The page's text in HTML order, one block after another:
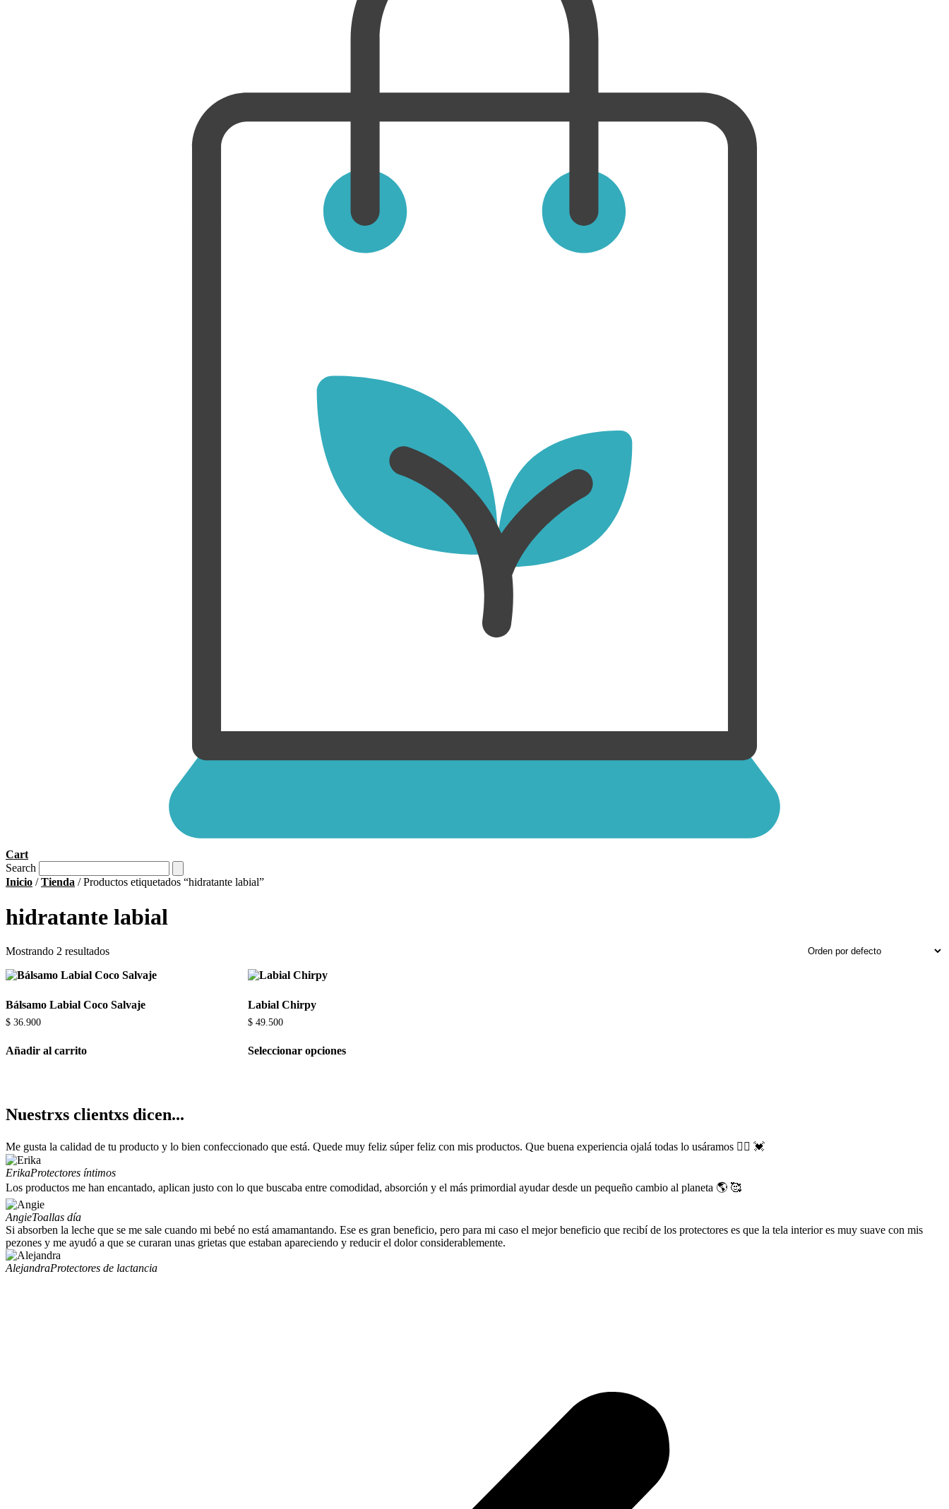
Cart
Search
Inicio /Tienda / Productos etiquetados “hidratante labial”
hidratante labial
Mostrando 2 resultados
Bálsamo Labial Coco Salvaje
$ 36.900
Añadir al carrito
Labial Chirpy
$ 49.500
Seleccionar opcionesproducto
pueden
elegir
página
Nuestrxs clientxs dicen...
Me gusta la calidad de tu producto y lo bien confeccionado que está. Quede muy feliz súper feliz con mis productos. Que buena experiencia ojalá todas lo usáramos 👯‍♀️ 💓
ErikaProtectores íntimos
Los productos me han encantado, aplican justo con lo que buscaba entre comodidad, absorción y el más primordial ayudar desde un pequeño cambio al planeta 🌎 🥰
AngieToallas día
Si absorben la leche que se me sale cuando mi bebé no está amamantando. Ese es gran beneficio, pero para mi caso el mejor beneficio que recibí de los protectores es que la tela interior es muy suave con mis
pezones y me ayudó a que se curaran unas grietas que estaban apareciendo y reducir el dolor considerablemente.
AlejandraProtectores de lactancia